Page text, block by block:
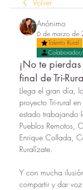
Volver
Anónimo
6 de marzo de
Talento Rural
¡No te
final de Tri-
Llega el gran día,
proyecto Tri-rural
estado trabajando
Pueblos Remotos,
Enrique Collada,
Ruralízate.
Y con mucha
compartir y dar